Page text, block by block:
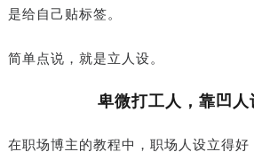
是给自己贴标签。
简单点说，就是立人设。
卑微打工人，靠凹人
在职场博主的教程中，职场人设立得好